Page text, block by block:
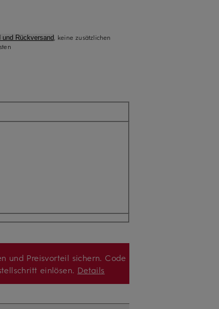
und Rückversand, keine zusätzlichen
und Preisvorteil sichern. Code
einlösen. Details